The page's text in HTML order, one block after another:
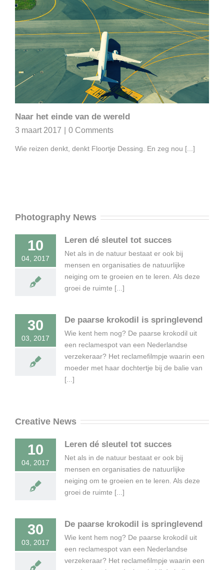
Naar het einde van de wereld
3 maart 2017 0 Comments
Wie reizen denkt, denkt Floortje Dessing. En zeg nou [...]
Photography News
10
04, 2017
Leren dé sleutel tot succes
Net als in de natuur bestaat er ook bij
mensen en organisaties de natuurlijke
neiging om te groeien en te leren. Als deze
groei de ruimte [...]
30
03, 2017
De paarse krokodil is springlevend
Wie kent hem nog? De paarse krokodil uit
een reclamespot van een Nederlandse
verzekeraar? Het reclamefilmpje waarin een
moeder met haar dochtertje bij de balie van
[...]
Creative News
10
04, 2017
Leren dé sleutel tot succes
Net als in de natuur bestaat er ook bij
mensen en organisaties de natuurlijke
neiging om te groeien en te leren. Als deze
groei de ruimte [...]
30
03, 2017
De paarse krokodil is springlevend
Wie kent hem nog? De paarse krokodil uit
een reclamespot van een Nederlandse
verzekeraar? Het reclamefilmpje waarin een